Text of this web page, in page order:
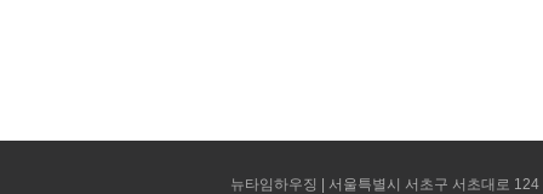
뉴타임하우징 | 서울특별시 서초구 서초대로